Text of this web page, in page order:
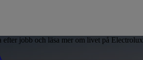
efter jobb och läsa mer om livet på Electrolux